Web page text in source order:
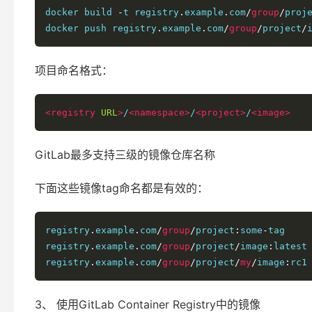
docker build -t registry . example . com/group/
docker push registry . example . com/group/project/
项目命名格式：
<registry URL>/<namespace>/<project>/<image>
GitLab最多支持三级的镜像仓库名称
下面这些镜像tag命名都是有效的：
registry . example . com/group/project : some -tag
registry . example . com/group/project/image : latest
registry . example . com/group/project/my/image :
3、 使用GitLab Container Registry中的镜像